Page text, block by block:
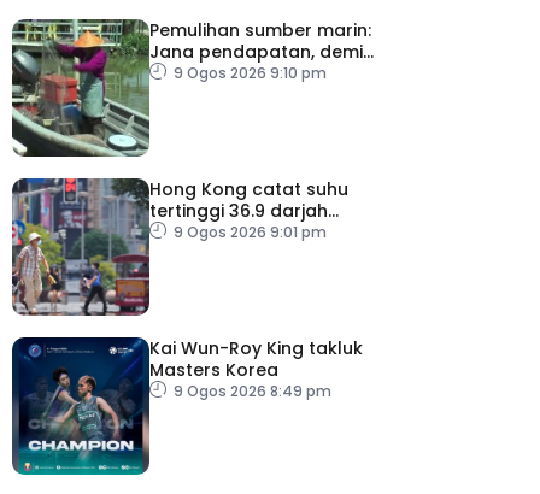
Pemulihan sumber marin:
Jana pendapatan, demi
kelangsungan hidup
9 Ogos 2026 9:10 pm
Hong Kong catat suhu
tertinggi 36.9 darjah
celsius
9 Ogos 2026 9:01 pm
Kai Wun-Roy King takluk
Masters Korea
9 Ogos 2026 8:49 pm